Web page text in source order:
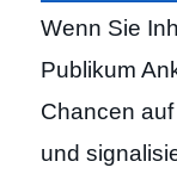
Wenn Sie
Publikum
Chancen
und